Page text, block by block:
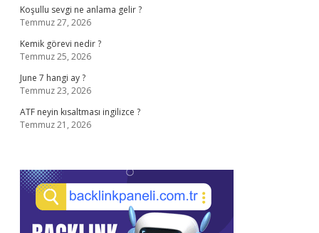
Koşullu sevgi ne anlama gelir ?
Temmuz 27, 2026
Kemik görevi nedir ?
Temmuz 25, 2026
June 7 hangi ay ?
Temmuz 23, 2026
ATF neyin kısaltması ingilizce ?
Temmuz 21, 2026